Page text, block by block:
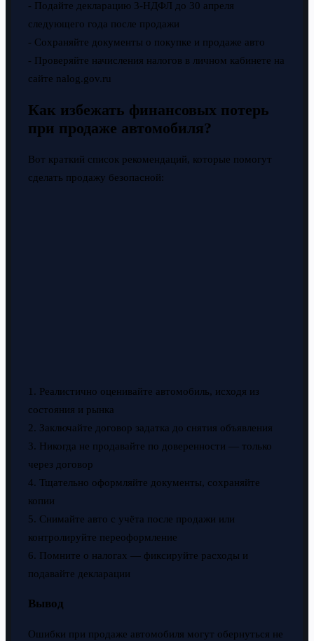
- Подайте декларацию 3-НДФЛ до 30 апреля
следующего года после продажи
- Сохраняйте документы о покупке и продаже авто
- Проверяйте начисления налогов в личном кабинете на
сайте nalog.gov.ru
Как избежать финансовых потерь
при продаже автомобиля?
Вот краткий список рекомендаций, которые помогут
сделать продажу безопасной:
1. Реалистично оценивайте автомобиль, исходя из
состояния и рынка
2. Заключайте договор задатка до снятия объявления
3. Никогда не продавайте по доверенности — только
через договор
4. Тщательно оформляйте документы, сохраняйте
копии
5. Снимайте авто с учёта после продажи или
контролируйте переоформление
6. Помните о налогах — фиксируйте расходы и
подавайте декларации
Вывод
Ошибки при продаже автомобиля могут обернуться не